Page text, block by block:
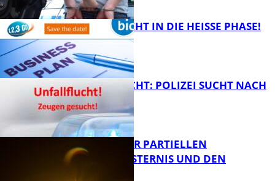
FB Kultur
FB News
1,2,3 GO® GEHT IN DIE HEISSE PHASE!
UNFALLFLUCHT: POLIZEI SUCHT NACH
ZEUGEN
VORTRAG ZUR PARTIELLEN
SONNENFINSTERNIS UND DEN
PERSEIDEN